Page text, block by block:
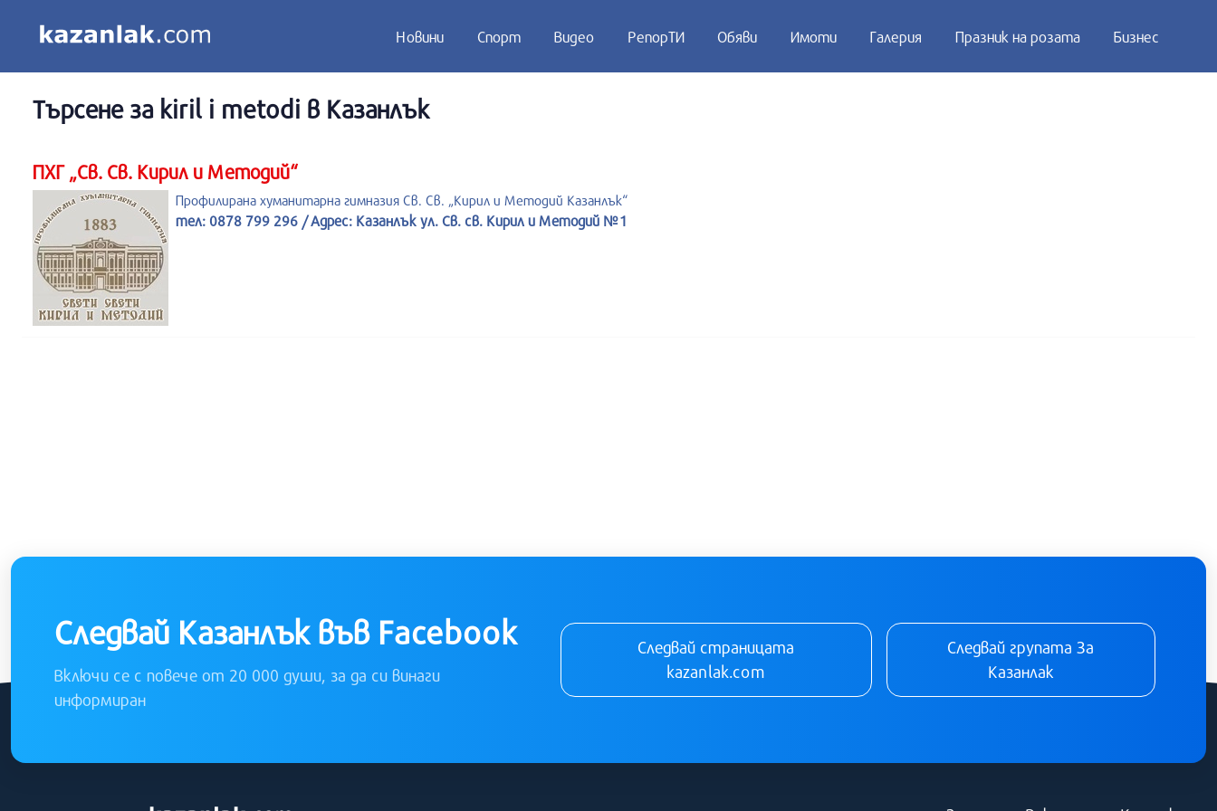
Новини Спорт Видео РепорТИ Обяви Имоти Галерия Празник на розата Бизнес
Търсене за kiril i metodi в Казанлък
ПХГ „Св. Св. Кирил и Методий“
Профилирана хуманитарна гимназия Св. Св. „Кирил и Методий Казанлък“
тел: 0878 799 296 / Адрес: Казанлък ул. Св. св. Кирил и Методий №1
Следвай Казанлък във Facebook
Включи се с повече от 20 000 души, за да си винаги
информиран
Следвай страницата
kazanlak.com
Следвай групата За
Казанлак